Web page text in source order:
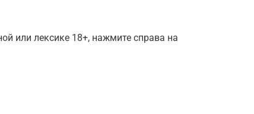
или лексике 18+, нажмите справа на